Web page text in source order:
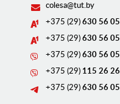
colesa@tut.by
+375 (29) 630 56 05
+375 (29) 630 56 05
+375 (29) 630 56 05
+375 (29) 115 26 26
+375 (29) 630 56 05